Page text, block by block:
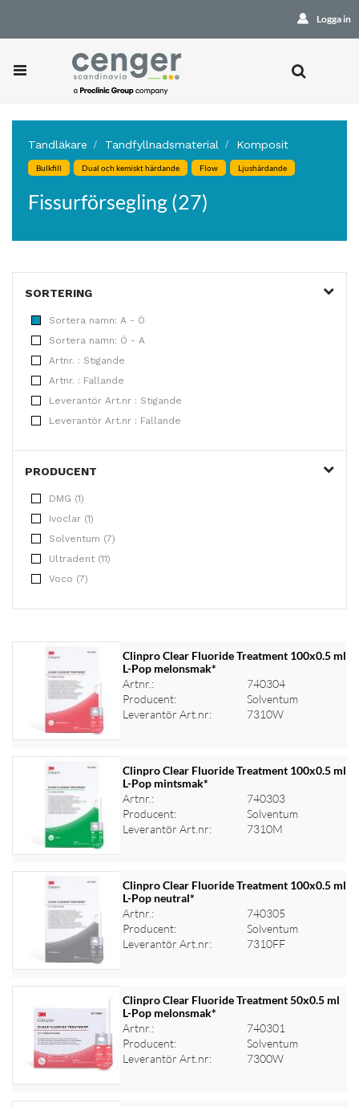
Logga in
Tandläkare Tandfyllnadsmaterial Komposit
Bulkfill Dual och kemiskt härdande Flow Ljushärdande
Fissurförsegling (27)
SORTERING
Sortera namn: A - Ö
Sortera namn: Ö - A
Artnr. : Stigande
Artnr. : Fallande
Leverantör Art.nr : Stigande
Leverantör Art.nr : Fallande
PRODUCENT
DMG (1)
Ivoclar (1)
Solventum (7)
Ultradent (11)
Voco (7)
Clinpro Clear Fluoride Treatment 100x0.5 ml
L-Pop melonsmak*
Artnr.:
740304
Producent:
Solventum
Leverantör Art.nr:
7310W
Logga in för priser
Clinpro Clear Fluoride Treatment 100x0.5 ml
L-Pop mintsmak*
Artnr.:
740303
Producent:
Solventum
Leverantör Art.nr:
7310M
Logga in för priser
Clinpro Clear Fluoride Treatment 100x0.5 ml
L-Pop neutral*
Artnr.:
740305
Producent:
Solventum
Leverantör Art.nr:
7310FF
Logga in för priser
Clinpro Clear Fluoride Treatment 50x0.5 ml
L-Pop melonsmak*
Artnr.:
740301
Producent:
Solventum
Leverantör Art.nr:
7300W